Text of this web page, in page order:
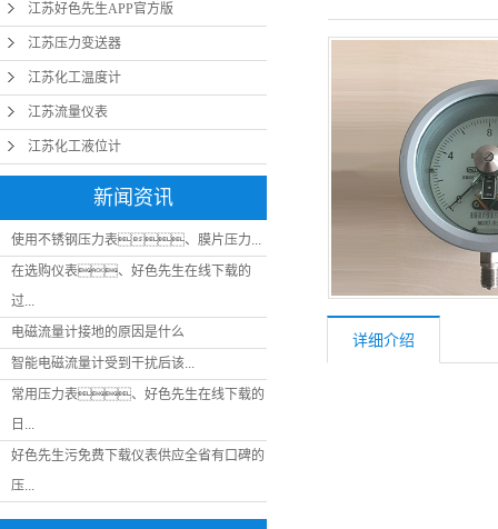
江苏好色先生APP官方版
江苏压力变送器
江苏化工温度计
江苏流量仪表
江苏化工液位计
新闻资讯
使用不锈钢压力表、膜片压力...
在选购仪表、好色先生在线下载的
过...
电磁流量计接地的原因是什么
智能电磁流量计受到干扰后该...
常用压力表、好色先生在线下载的
日...
好色先生污免费下载仪表供应全省有口碑的
压...
详细介绍